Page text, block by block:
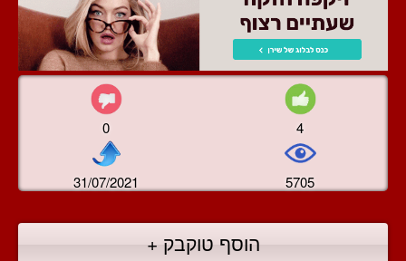
0 4
31/07/2021 5705
הוסף טוקבק +